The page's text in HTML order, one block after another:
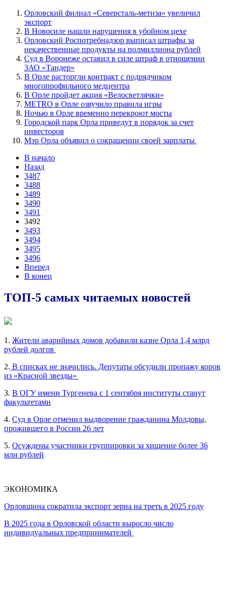
Орловский филиал «Северсталь-метиза» увеличил
экспорт
В Новосиле нашли нарушения в убойном цехе
Орловский Роспотребнадзор выписал штрафы за
некачественные продукты на полмиллиона рублей
Суд в Воронеже оставил в силе штраф в отношении
ЗАО «Тандер»
В Орле расторгли контракт с подрядчиком
многопрофильного медцентра
В Орле пройдет акция «Велосветлячки»
МЕТRО в Орле озвучило правила игры
Ночью в Орле временно перекроют мосты
Городской парк Орла приведут в порядок за счет
инвесторов
Мэр Орла объявил о сокращении своей зарплаты
В начало
Назад
3487
3488
3489
3490
3491
3492
3493
3494
3495
3496
Вперед
В конец
ТОП-5 самых читаемых новостей
1. Жители аварийных домов добавили казне Орла 1,4 млрд
рублей долгов
2. В списках не значились. Депутаты обсудили пропажу коров
из «Красной звезды»
3. В ОГУ имени Тургенева с 1 сентября институты станут
факультетами
4. Суд в Орле отменил выдворение гражданина Молдовы,
прожившего в России 26 лет
5. Осуждены участники группировки за хищение более 36
млн рублей
ЭКОНОМИКА
Орловщина сократила экспорт зерна на треть в 2025 году
В 2025 года в Орловской области выросло число
индивидуальных предпринимателей